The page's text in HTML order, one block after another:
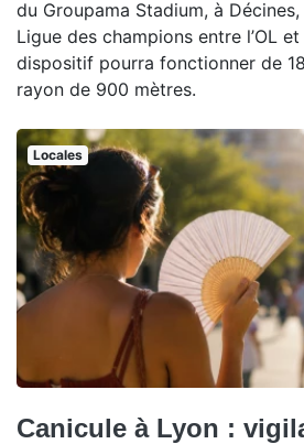
du Groupama Stadium, à
Ligue des champions entre l’OL
dispositif pourra fonctionner de
rayon de 900 mètres.
Locales
Canicule à Lyon :